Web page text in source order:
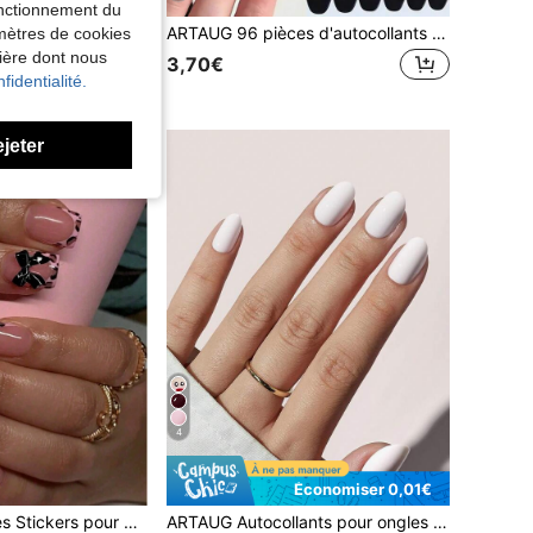
ARTAUG 96 pièces Autocollants pour ongles de couleur unie 4 différentes nuances de nude brillants, portables. Faux ongles courts carrés mignons en acrylique, faux ongles finis amovibles, autocollants d'ongles à presser, nouveau cadeau de l'année pour les femmes et les filles, fournitures pour les ongles ARTAUG 96 pièces d'autocollants pour ongles de couleur unie, 4 nuances nude différentes, finition brillante, portables, forme ovale courte mignonne, amovibles, autocollants pour ongles prêts à porter, convenant comme cadeau de nouvel an pour les femmes et les filles. Fournitures pour ongles
3,70€
ARTAUG 10 pièces Stickers pour manucure française de taille S/M/L, faux ongles courts carrés, imprimé léopard avec nœud noir, patchs pour ongles de couleur nude à coller, ongles artificiels brillants réutilisables à presser, décoration d'ongles adhésive mignonne, fournitures pour nail art pour femmes
4
Économiser 0,01€
ARTAUG Autocollants pour ongles en gel blanc doux de forme ovale courte, ajustement parfait, produits de soins des ongles purs, fournitures pour les ongles
du
de cookies
dont nous